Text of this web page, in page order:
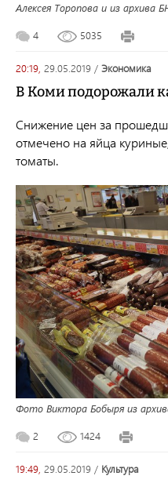
Алексея Торопова и из архива
4 5035
20:19, 29.05.2019 / экономика
В Коми подорожали
Снижение цен за
отмечено на яйца
томаты.
Фото Виктора Бобыря из
2 1424
19:49, 29.05.2019 / культура